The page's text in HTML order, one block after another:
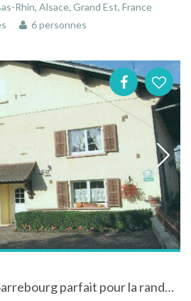
Rhin, Alsace, Grand Est, France
6 personnes
Gite dans le pays de Sarrebourg parfait pour la randonnée à Haut-Clocher en Moselle en Lorraine